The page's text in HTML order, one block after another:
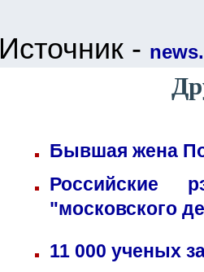
Источник -
Бывшая жена
Российские
"московского
11 000 ученых